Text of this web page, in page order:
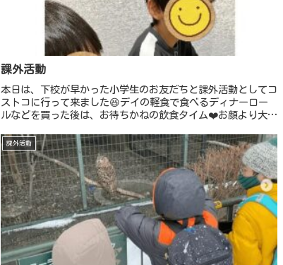
課外活動
本日は、下校が早かった小学生のお友だちと課外活動としてコ
ストコに行って来ました😆デイの軽食で食べるディナーロー
ルなどを買った後は、お待ちかねの飲食タイム❤️お顔より大き
ュース🥤を飲んで食...
課外活動